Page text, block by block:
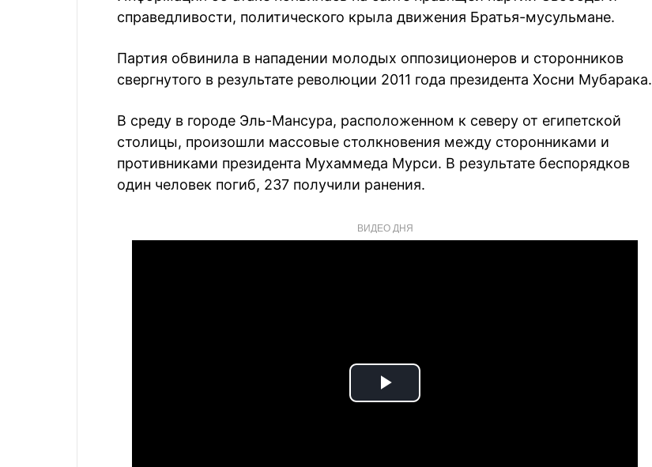
справедливости, политического крыла движения Братья-мусульмане.
Партия обвинила в нападении молодых оппозиционеров и сторонников
свергнутого в результате революции 2011 года президента Хосни Мубарака.
В среду в городе Эль-Мансура, расположенном к северу от египетской
столицы, произошли массовые столкновения между сторонниками и
противниками президента Мухаммеда Мурси. В результате беспорядков
один человек погиб, 237 получили ранения.
ВИДЕО ДНЯ
Play